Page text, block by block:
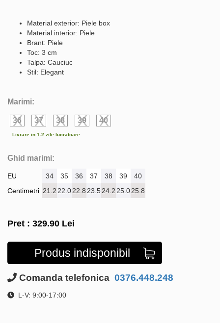
Material exterior: Piele box
Material interior: Piele
Brant: Piele
Toc: 3 cm
Talpa: Cauciuc
Stil: Elegant
Marimi:
36 37 38 39 40
Livrare in 1-2 zile lucratoare
Ghid marimi:
EU
Centimetri
34 35 36 37 38 39
40
21.2 22.022.8 23.524.2 25.025.8
Pret : 329.90 Lei
Produs indisponibil
Comanda telefonica 0376.448.248
L-V: 9:00-17:00